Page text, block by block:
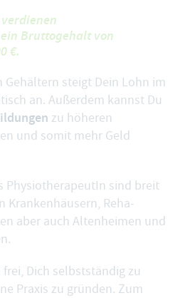
Bruttogehalt von
€.
steigt Dein Lohn im
an. Außerdem kannst Du
zu höheren
und somit mehr Geld
PhysiotherapeutIn sind breit
Krankenhäusern, Reha-
aber auch Altenheimen und
Dich selbstständig zu
Praxis zu gründen. Zum